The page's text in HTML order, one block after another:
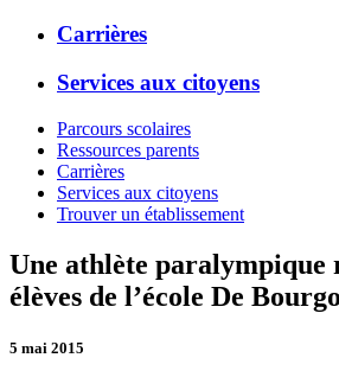
Carrières
Services aux citoyens
Parcours scolaires
Ressources parents
Carrières
Services aux citoyens
Trouver un établissement
Une athlète paralympique
élèves de l’école De
5 mai 2015